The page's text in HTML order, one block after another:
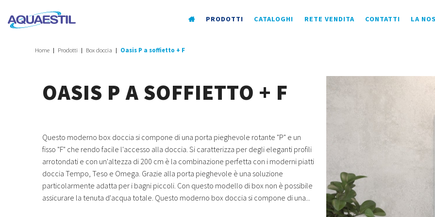
PRODOTTI CATALOGHI RETE VENDITA CONTATTI LA
Home Prodotti Box doccia Oasis P a soffietto + F
OASIS P A SOFFIETTO + F
Questo moderno box doccia si compone di una porta pieghevole rotante "P" e un
fisso "F" che rendo facile l'accesso alla doccia. Si caratterizza per degli eleganti profili
arrotondati e con un'altezza di 200 cm è la combinazione perfetta con i moderni piatti
doccia Tempo, Teso e Omega. Grazie alla porta pieghevole è una soluzione
particolarmente adatta per i bagni piccoli. Con questo modello di box non è possibile
assicurare la tenuta d'acqua totale. Questo moderno box doccia si compone di una...